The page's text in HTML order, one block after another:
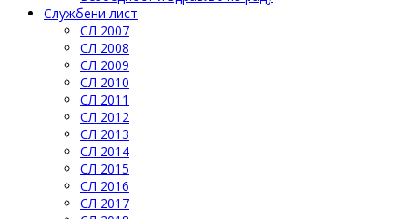
Службени лист
СЛ 2007
СЛ 2008
СЛ 2009
СЛ 2010
СЛ 2011
СЛ 2012
СЛ 2013
СЛ 2014
СЛ 2015
СЛ 2016
СЛ 2017